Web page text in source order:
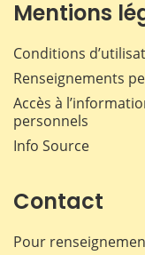
Mentions
Conditions
Renseignements
Accès à
personnels
Info Source
Contact
Pour